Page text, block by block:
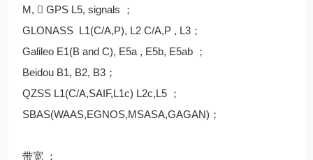
M,  GPS L5, signals ；
GLONASS L1(C/A,P), L2 C/A,P , L3；
Galileo E1(B and C), E5a , E5b, E5ab ；
Beidou B1, B2, B3；
QZSS L1(C/A,SAIF,L1c) L2c,L5 ；
SBAS(WAAS,EGNOS,MSASA,GAGAN)；
带宽 ：